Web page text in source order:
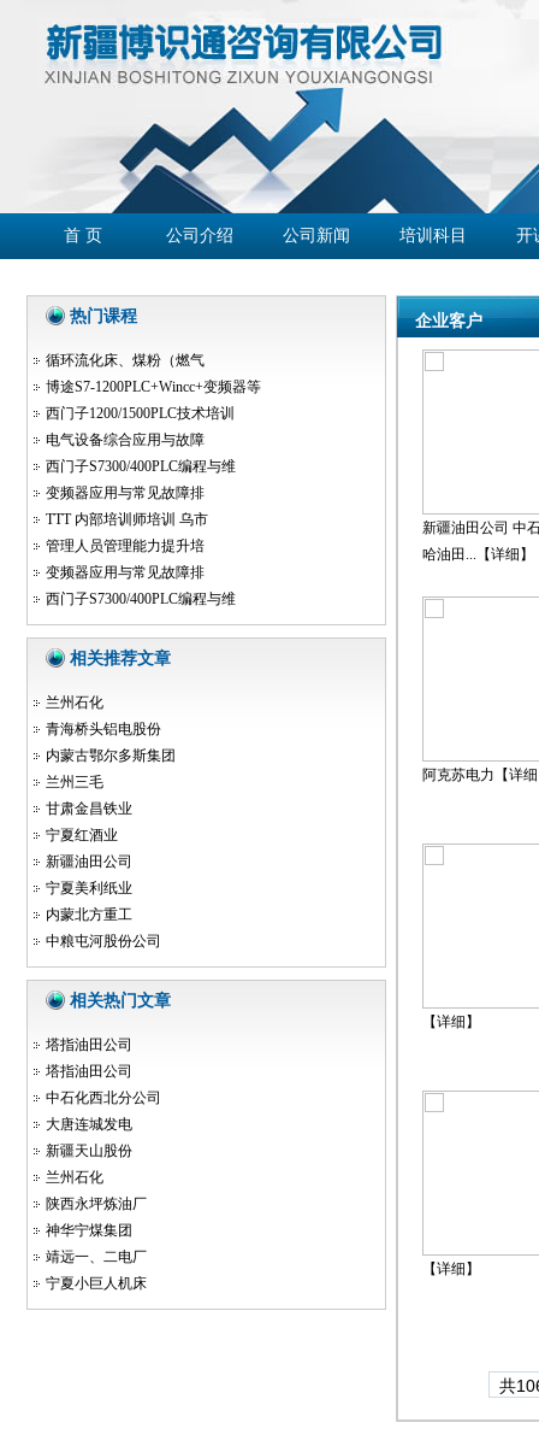
首 页 公司介绍 公司新闻 培训科目 开
企业客户
新疆油田公司 中
哈油田...【详细 】
阿克苏电力【详细
【详细 】
【详细 】
共
热门课程
循环流化床、煤粉（燃气
博途S7-1200PLC+Wincc+变频器等
西门子1200/1500PLC技术培训
电气设备综合应用与故障
西门子S7300/400PLC编程与维
变频器应用与常见故障排
TTT 内部培训师培训 乌市
管理人员管理能力提升培
变频器应用与常见故障排
西门子S7300/400PLC编程与维
相关推荐文章
兰州石化
青海桥头铝电股份
内蒙古鄂尔多斯集团
兰州三毛
甘肃金昌铁业
宁夏红酒业
新疆油田公司
宁夏美利纸业
内蒙北方重工
中粮屯河股份公司
相关热门文章
塔指油田公司
塔指油田公司
中石化西北分公司
大唐连城发电
新疆天山股份
兰州石化
陕西永坪炼油厂
神华宁煤集团
靖远一、二电厂
宁夏小巨人机床